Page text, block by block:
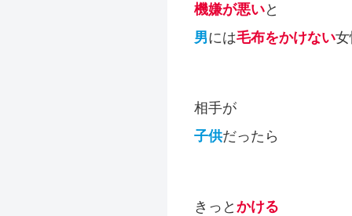
機嫌が悪いと
男には毛布をかけない
相手が
子供だったら
きっと かける